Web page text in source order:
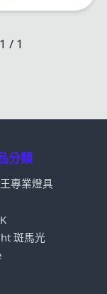
1 / 1
分類
專業燈具
斑馬光